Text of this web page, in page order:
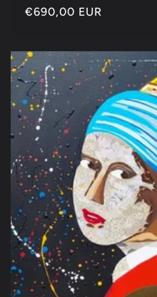
Precio
€690,00 EUR